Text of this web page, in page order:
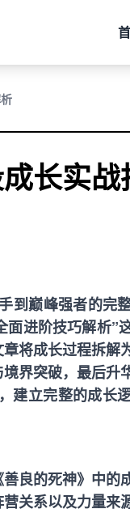
长实
到巅峰强者的完
面进阶技巧解析”
将成长过程拆解
界突破，最后升
建立完整的成长
良的死神》中的
关系以及力量来